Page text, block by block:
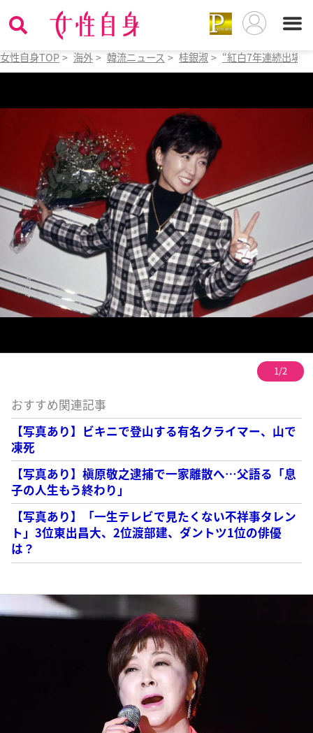
女性自身TOP > 海外 > 韓流ニュース > 桂銀淑 > “紅白7年連続出場”
1/2
おすすめ関連記事
【写真あり】ビキニで登山する有名クライマー、山で
凍死
【写真あり】槇原敬之逮捕で一家離散へ…父語る「息
子の人生もう終わり」
【写真あり】「一生テレビで見たくない不祥事タレン
ト」3位東出昌大、2位渡部建、ダントツ1位の俳優
は？